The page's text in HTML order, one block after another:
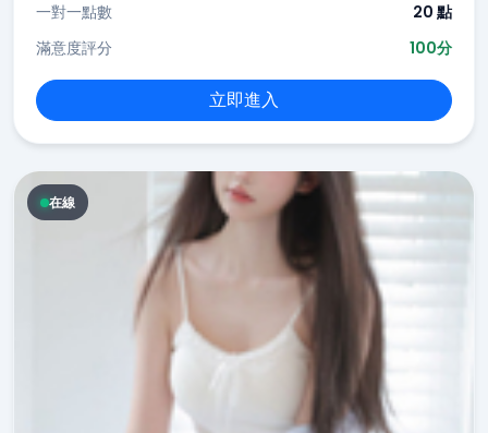
一對一點數
20 點
滿意度評分
100分
立即進入
在線